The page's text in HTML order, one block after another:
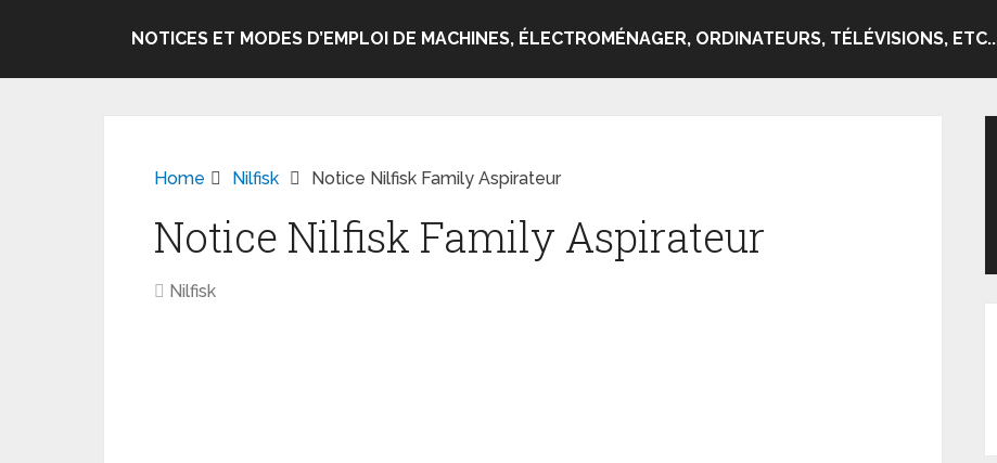
NOTICES ET MODES D’EMPLOI DE MACHINES, ÉLECTROMÉNAGER, ORDINATEURS, TÉLÉVISIONS, ETC..
Home Nilfisk Notice Nilfisk Family Aspirateur
Notice Nilfisk Family Aspirateur
Nilfisk